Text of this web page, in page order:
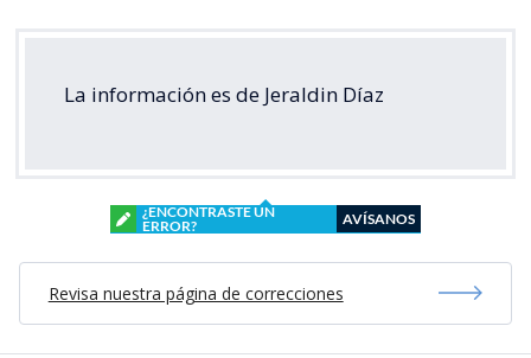
La información es de Jeraldin Díaz
¿ENCONTRASTE UN
ERROR?
AVÍSANOS
Revisa nuestra página de correcciones